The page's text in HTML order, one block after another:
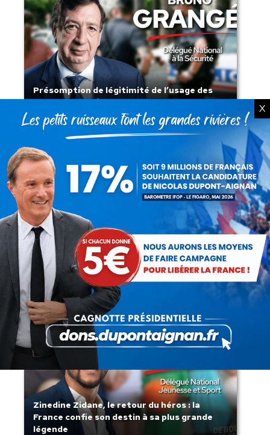
Présomption de légitimité de l’usage des
armes par les forces de l’ordre
Lorsque tout flambe et que l’État
s’affaisse.
Zinedine Zidane, le retour du héros : la
France confie son destin à sa plus grande
légende
X